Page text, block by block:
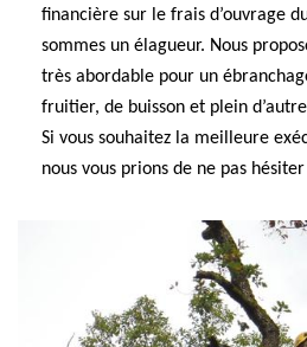
financière sur le frais d’ouvrage
sommes un élagueur. Nous
très abordable pour un
fruitier, de buisson et plein
Si vous souhaitez la meilleure
nous vous prions de ne pas